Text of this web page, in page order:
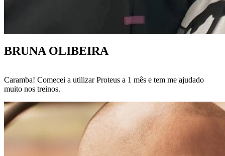
BRUNA OLIBEIRA
Caramba! Comecei a utilizar Proteus a 1 mês e tem me ajudado
muito nos treinos.